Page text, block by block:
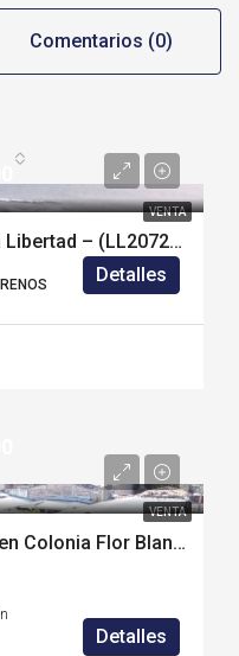
Comentarios (0)
VENTA
7 Manzanas en Venta en La Libertad – (LL2072G)
Detalles
VENTA
Edificio en Alquiler o Venta en Colonia Flor Blanca – (SS1972C)
Detalles